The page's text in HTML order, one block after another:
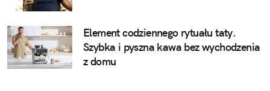
Element codziennego rytuału taty.
Szybka i pyszna kawa bez wychodzenia
z domu